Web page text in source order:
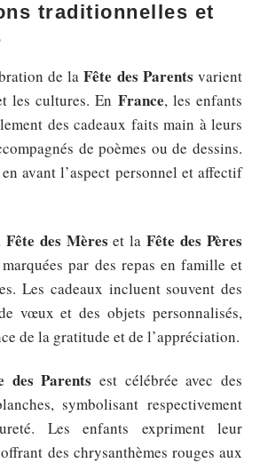
traditionnelles et
de laFête des Parents varient
les cultures. En France, les enfants
des cadeaux faits main à leurs
de poèmes ou de dessins.
avant l’aspect personnel et affectif
Fête des Mères et laFête des Pères
par des repas en famille et
Les cadeaux incluent souvent des
vœux et des objets personnalisés,
de la gratitude et de l’appréciation.
des Parents est célébrée avec des
symbolisant respectivement
Les enfants expriment leur
des chrysanthèmes rouges aux